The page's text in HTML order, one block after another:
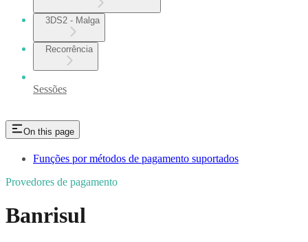
3DS2 - Malga
Recorrência
Sessões
On this page
Funções por métodos de pagamento suportados
Provedores de pagamento
Banrisul